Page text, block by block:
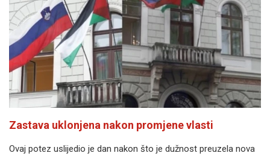
Zastava uklonjena nakon promjene vlasti
Ovaj potez uslijedio je dan nakon što je dužnost preuzela nova